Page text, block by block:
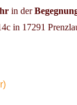
in der
in 17291